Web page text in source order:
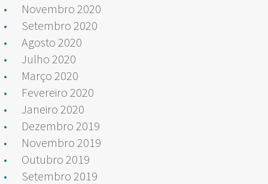
Novembro 2020
Setembro 2020
Agosto 2020
Julho 2020
Março 2020
Fevereiro 2020
Janeiro 2020
Dezembro 2019
Novembro 2019
Outubro 2019
Setembro 2019